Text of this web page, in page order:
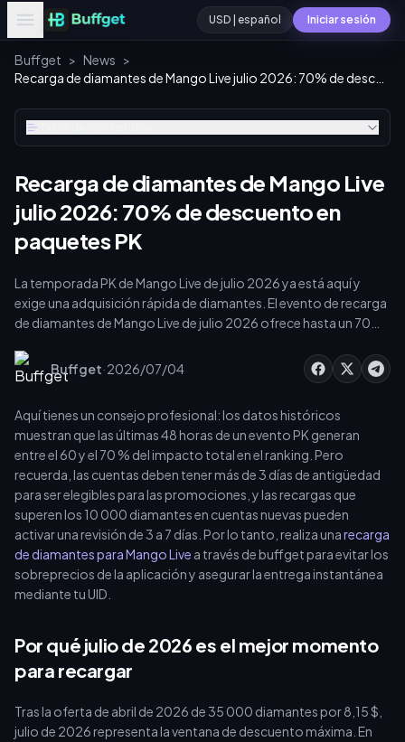
USD | español Iniciar sesión
Buffget > News >
Recarga de diamantes de Mango Live
julio 2026: 70% de descuento en
paquetes PK
La temporada PK de Mango Live de julio 2026 ya está aquí y
exige una adquisición rápida de diamantes. El evento de recarga
de diamantes de Mango Live de julio 2026 ofrece hasta un 70%
solo $8.15 USD. Esto desbloquea el nivel de coeficiente PK de
1.15x, lo que genera 4,294 diamantes por USD. Al utilizar la
entregan en menos de 10 segundos.
Buffget·2026/07/04
Aquí tienes un consejo profesional: los datos históricos
muestran que las últimas 48 horas de un evento PK generan
entre el 60 y el 70 % del impacto total en el ranking. Pero
recuerda, las cuentas deben tener más de 3 días de antigüedad
para ser elegibles para las promociones, y las recargas que
superen los 10 000 diamantes en cuentas nuevas pueden
activar una revisión de 3 a 7 días. Por lo tanto, realiza unarecarga
de diamantes para Mango Live a través de buffget para evitar los
sobreprecios de la aplicación y asegurar la entrega instantánea
mediante tu UID.
Por qué julio de 2026 es el mejor momento
para recargar
Tras la oferta de abril de 2026 de 35 000 diamantes por 8,15 $,
julio de 2026 representa la ventana de descuento máxima. En